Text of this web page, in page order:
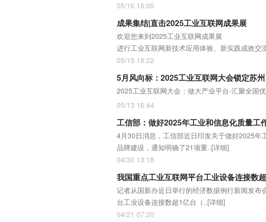
05/16 16:05
成果集结|直击2025工业互联网成果展
欢迎您来到2025工业互联网成果展
进行工业互联网新技术应用体验、新实践成效交
05/15 18:22
5月风向标：2025工业互联网大会锁定苏州
2025工业互联网大会：做大产业平台-汇聚全国
05/13 16:44
工信部：做好2025年工业和信息化质量工
4月30日消息，工信部近日印发关于做好2025
品牌建设，通知明确了21项重..[详细]
04/30 13:18
我国重点工业互联网平台工业设备连接数超
记者从国新办近日举行的经济数据例行新闻发
台工业设备连接数超1亿台（..[详细]
04/21 07:20